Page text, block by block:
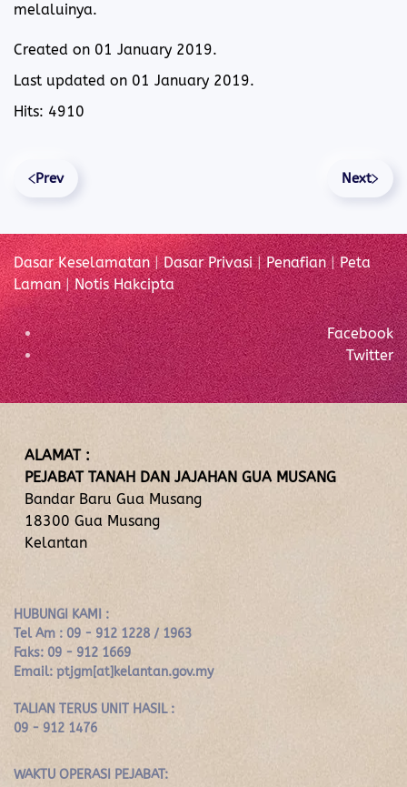
melaluinya.
Created on 01 January 2019.
Last updated on 01 January 2019.
Hits: 4910
Prev Next
Dasar Keselamatan|Dasar Privasi|Penafian|Peta
Laman|Notis Hakcipta
Facebook
Twitter
ALAMAT :
PEJABAT TANAH DAN JAJAHAN GUA MUSANG
Bandar Baru Gua Musang
18300 Gua Musang
Kelantan
HUBUNGI KAMI :
Tel Am : 09 - 912 1228 / 1963
Faks: 09 - 912 1669
Email: ptjgm[at]kelantan.gov.my
TALIAN TERUS UNIT HASIL :
09 - 912 1476
WAKTU OPERASI PEJABAT: